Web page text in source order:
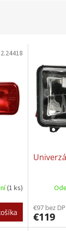
(1 ks)
2.24418
€97 bez
€119